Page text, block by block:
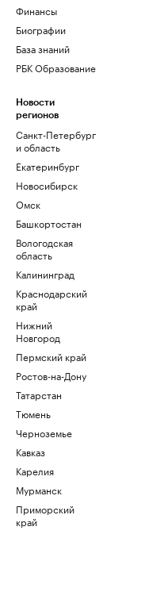
Финансы
Биографии
База знаний
РБК Образование
Новости
регионов
Санкт-Петербург
и область
Екатеринбург
Новосибирск
Омск
Башкортостан
Вологодская
область
Калининград
Краснодарский
край
Нижний
Новгород
Пермский край
Ростов-на-Дону
Татарстан
Тюмень
Черноземье
Кавказ
Карелия
Мурманск
Приморский
край